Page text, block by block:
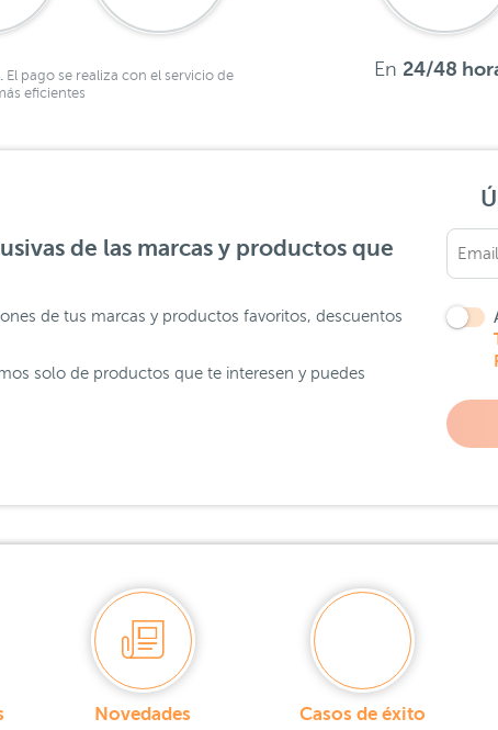
El pago se realiza con el servicio de
eficientes
En 24/48
de las marcas y productos que
de tus marcas y productos favoritos, descuentos
solo de productos que te interesen y puedes
Novedades Casos de éxito